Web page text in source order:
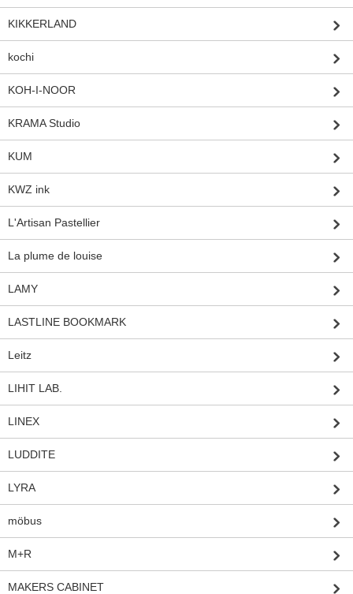
KIKKERLAND
kochi
KOH-I-NOOR
KRAMA Studio
KUM
KWZ ink
L'Artisan Pastellier
La plume de louise
LAMY
LASTLINE BOOKMARK
Leitz
LIHIT LAB.
LINEX
LUDDITE
LYRA
möbus
M+R
MAKERS CABINET